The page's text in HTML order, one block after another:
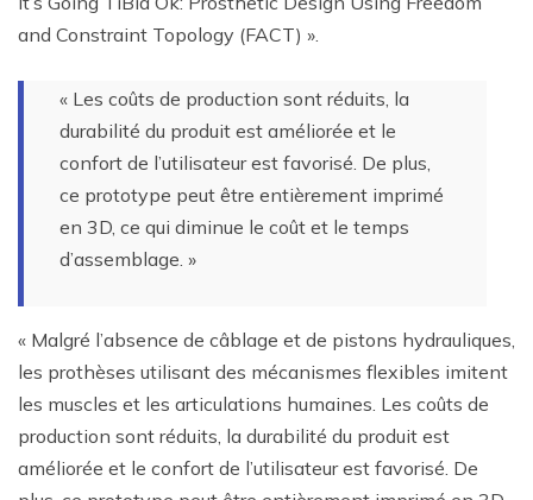
and Constraint Topology (FACT) ».
« Les coûts de production sont réduits, la
durabilité du produit est améliorée et le
confort de l’utilisateur est favorisé. De plus,
ce prototype peut être entièrement imprimé
en 3D, ce qui diminue le coût et le temps
d’assemblage. »
« Malgré l’absence de câblage et de pistons hydrauliques,
les prothèses utilisant des mécanismes flexibles imitent
les muscles et les articulations humaines. Les coûts de
production sont réduits, la durabilité du produit est
améliorée et le confort de l’utilisateur est favorisé. De